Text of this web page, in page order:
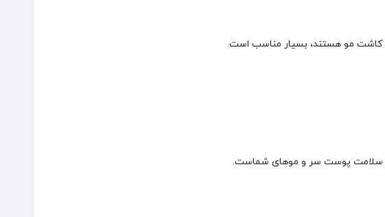
کاشت مو هستند، بسیار مناسب است.
سلامت پوست سر و موهای شماست.